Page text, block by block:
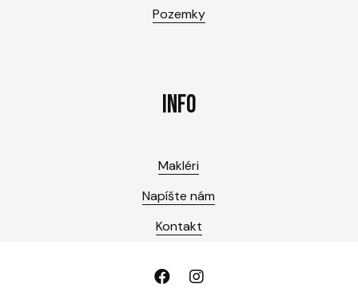
Pozemky
INFO
Makléri
Napíšte nám
Kontakt